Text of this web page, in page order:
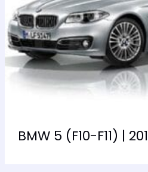
BMW 5 (F10-F11) |